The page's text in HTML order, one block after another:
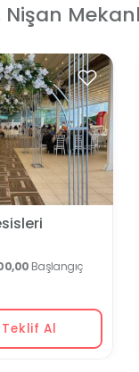
Nişan
Başlangıç
Al